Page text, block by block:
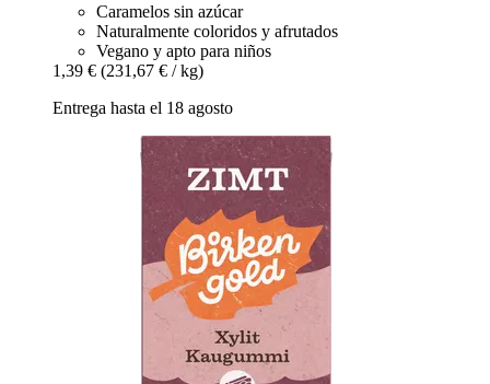
Caramelos sin azúcar
Naturalmente coloridos y afrutados
Vegano y apto para niños
1,39 € (231,67 € / kg)
Entrega hasta el 18 agosto